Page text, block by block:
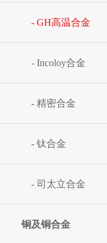
- GH高温合金
- Incoloy合金
- 精密合金
- 钛合金
- 司太立合金
铜及铜合金
1J79软磁合金棒材
1J85软磁合金带材